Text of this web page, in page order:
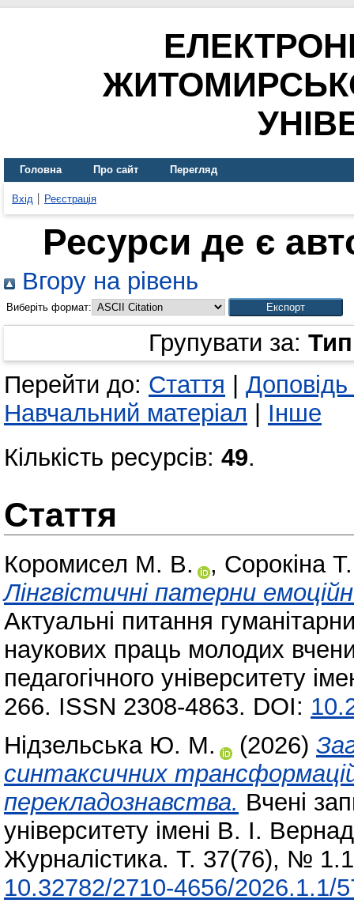
Головна Про сайт Перегляд
Вхід Реєстрація
Ресурси де є
Вгору на рівень
Виберіть формат:
Групувати за:
Перейти до: Стаття
Навчальний матеріал
Інше
Кількість ресурсів: 49.
Стаття
Коромисел М. В. , Сорокіна
Лінгвістичні патерни
Актуальні питання
наукових праць молодих
педагогічного університету
266. ISSN 2308-4863. DOI:
Нідзельська Ю. М.
(2026)
синтаксичних
перекладознавства. Вчені
університету імені В. І.
Журналістика. Т. 37(76), №
10.32782/2710-4656/2026.1.1/